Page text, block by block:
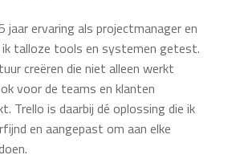
jaar ervaring als projectmanager en
ik talloze tools en systemen getest.
creëren die niet alleen werkt
voor de teams en klanten
Trello is daarbij dé oplossing die ik
en aangepast om aan elke